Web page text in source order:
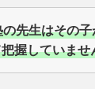
の先生はその
握していませ